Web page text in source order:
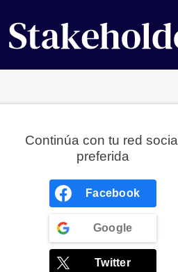
Continúa con tu red social
preferida
Facebook
Google
Twitter